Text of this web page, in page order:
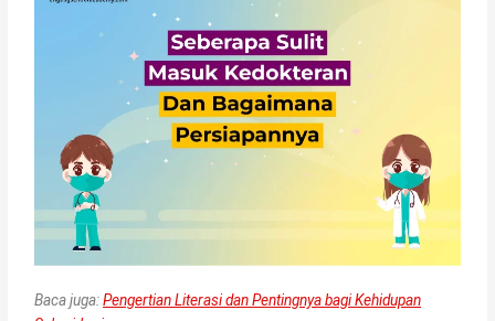
Baca juga:Pengertian Literasi dan Pentingnya bagi Kehidupan